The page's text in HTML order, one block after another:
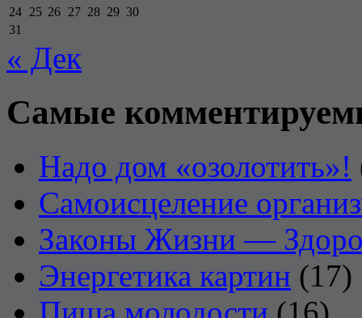
24 25 26 27 28 29 30
31
« Дек
Самые
Надо дом «озолотить»!
Самоисцеление
Законы Жизни —
Энергетика картин (17)